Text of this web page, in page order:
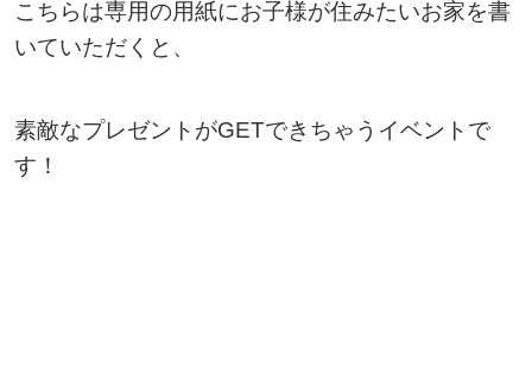
こちらは専用の用紙にお子様が住みたいお家を書
いていただくと、
素敵なプレゼントがGETできちゃうイベントで
す！